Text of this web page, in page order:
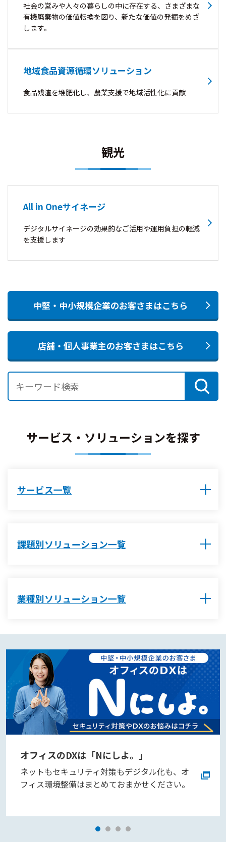
社会の営みや人々の暮らしの中に存在する、さまざまな
有機廃棄物の価値転換を図り、新たな価値の発掘をめざ
します。
地域食品資源循環ソリューション
食品残渣を堆肥化し、農業支援で地域活性化に貢献
観光
All in Oneサイネージ
デジタルサイネージの効果的なご活用や運用負担の軽減
を支援します
中堅・中小規模企業のお客さまはこちら
店舗・個人事業主のお客さまはこちら
サービス・ソリューションを探す
サービス一覧
課題別ソリューション一覧
業種別ソリューション一覧
オフィスのDXは「Nにしよ。」
ネットもセキュリティ対策もデジタル化も、オ
フィス環境整備はまとめておまかせください。